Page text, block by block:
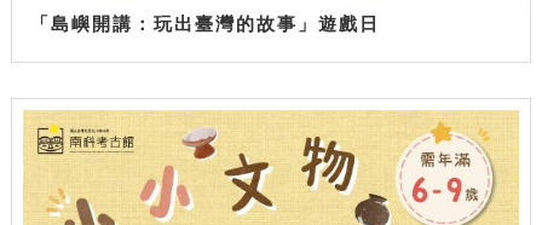
「島嶼開講：玩出臺灣的故事」遊戲日